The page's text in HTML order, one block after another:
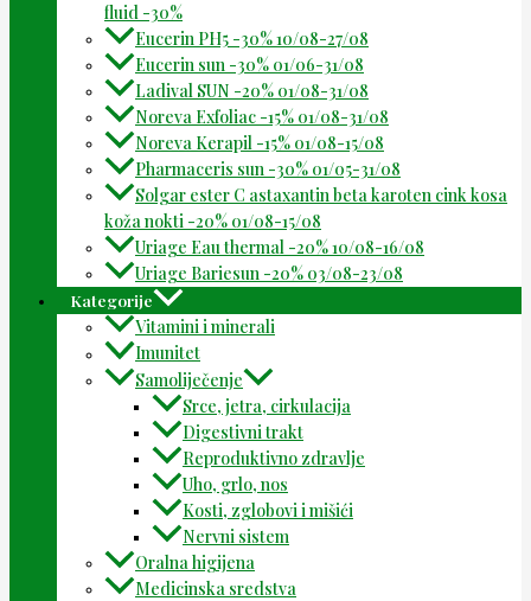
fluid -30%
Eucerin PH5 -30% 10/08-27/08
Eucerin sun -30% 01/06-31/08
Ladival SUN -20% 01/08-31/08
Noreva Exfoliac -15% 01/08-31/08
Noreva Kerapil -15% 01/08-15/08
Pharmaceris sun -30% 01/05-31/08
Solgar ester C astaxantin beta karoten cink kosa
koža nokti -20% 01/08-15/08
Uriage Eau thermal -20% 10/08-16/08
Uriage Bariesun -20% 03/08-23/08
Kategorije
Vitamini i minerali
Imunitet
Samoliječenje
Srce, jetra, cirkulacija
Digestivni trakt
Reproduktivno zdravlje
Uho, grlo, nos
Kosti, zglobovi i mišići
Nervni sistem
Oralna higijena
Medicinska sredstva